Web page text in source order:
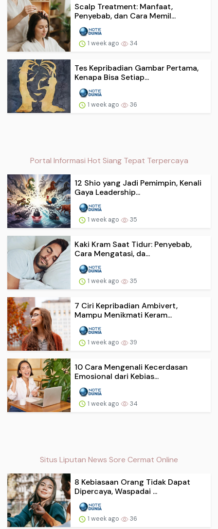
Scalp Treatment: Manfaat,
Penyebab, dan Cara Memil...
1 week ago 34
Tes Kepribadian Gambar Pertama,
Kenapa Bisa Setiap...
1 week ago 36
Portal Informasi Hot Siang Tepat Terpercaya
12 Shio yang Jadi Pemimpin, Kenali
Gaya Leadership...
1 week ago 35
Kaki Kram Saat Tidur: Penyebab,
Cara Mengatasi, da...
1 week ago 35
7 Ciri Kepribadian Ambivert,
Mampu Menikmati Keram...
1 week ago 39
10 Cara Mengenali Kecerdasan
Emosional dari Kebias...
1 week ago 34
Situs Liputan News Sore Cermat Online
8 Kebiasaan Orang Tidak Dapat
Dipercaya, Waspadai ...
1 week ago 36